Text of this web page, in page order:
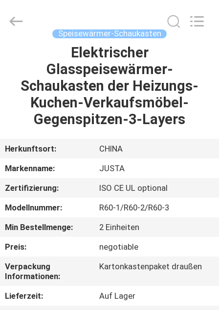
PRODUKTE
VIDEOS
ÜBER
UNS
FABRIK-
AUSFLUG
QUALITÄTSKONTROLLE
TRETEN
SIE
equipments
limited.
Speisewärmer-Schaukasten
Elektrischer
Glasspeisewärmer-
Schaukasten der Heizungs-
Kuchen-Verkaufsmöbel-
Gegenspitzen-3-Layers
Herkunftsort:
CHINA
Markenname:
JUSTA
Zertifizierung:
ISO CE UL optional
Modellnummer:
R60-1/R60-2/R60-3
Min Bestellmenge:
2 Einheiten
Preis:
negotiable
Verpackung
Informationen:
Kartonkastenpaket draußen
Lieferzeit:
Auf Lager